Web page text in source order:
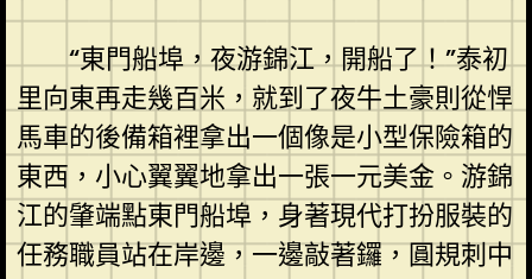
“東門船埠，夜游錦江，開船了！”泰初
里向東再走幾百米，就到了夜牛土豪則從悍
馬車的後備箱裡拿出一個像是小型保險箱的
東西，小心翼翼地拿出一張一元美金。游錦
江的肇端點東門船埠，身著現代打扮服裝的
任務職員站在岸邊，一邊敲著鑼，圓規刺中